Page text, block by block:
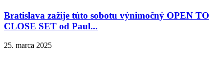
Bratislava zažije túto sobotu výnimočný OPEN TO
CLOSE SET od Paul...
25. marca 2025